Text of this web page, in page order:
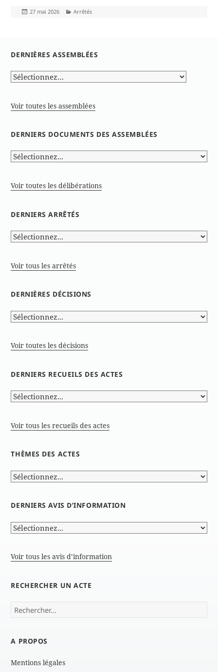
Publié
27 mai 2026 Catégories
Arrêtés
DERNIÈRES ASSEMBLÉES
Voir toutes les assemblées
DERNIERS DOCUMENTS DES ASSEMBLÉES
Voir toutes les délibérations
DERNIERS ARRÊTÉS
Voir tous les arrêtés
DERNIÈRES DÉCISIONS
Voir toutes les décisions
DERNIERS RECUEILS DES ACTES
Voir tous les recueils des actes
THÈMES DES ACTES
DERNIERS AVIS D’INFORMATION
Voir tous les avis d’information
RECHERCHER UN ACTE
Rechercher :
A PROPOS
Mentions légales